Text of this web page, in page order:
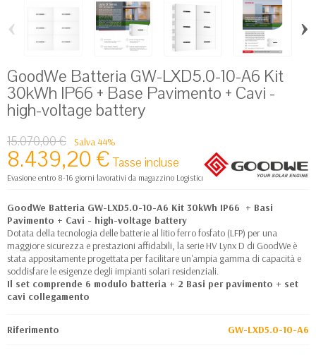
‹ ›
GoodWe Batteria GW-LXD5.0-10-A6 Kit
30kWh IP66 + Base Pavimento + Cavi -
high-voltage battery
15.070,00 € Salva 44%
8.439,20 € Tasse incluse
Evasione entro 8-16 giorni lavorativi da magazzino Logistico Europa
GoodWe Batteria GW-LXD5.0-10-A6 Kit 30kWh IP66 + Basi
Pavimento + Cavi - high-voltage battery
Dotata della tecnologia delle batterie al litio ferro fosfato (LFP) per una
maggiore sicurezza e prestazioni affidabili, la serie HV Lynx D di GoodWe è
stata appositamente progettata per facilitare un'ampia gamma di capacità e
soddisfare le esigenze degli impianti solari residenziali.
Il set comprende 6 modulo batteria + 2 Basi per pavimento + set
cavi collegamento
Riferimento GW-LXD5.0-10-A6